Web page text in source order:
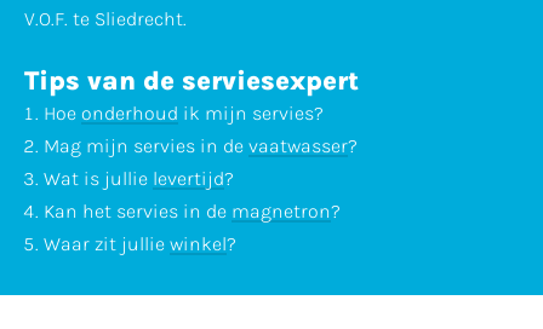
V.O.F. te Sliedrecht.
Tips van de serviesexpert
Hoe onderhoud ik mijn servies?
Mag mijn servies in de vaatwasser?
Wat is jullie levertijd?
Kan het servies in de magnetron?
Waar zit jullie winkel?